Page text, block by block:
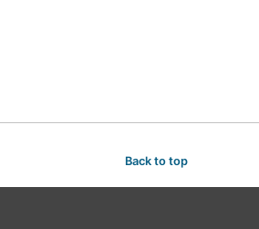
Back to top